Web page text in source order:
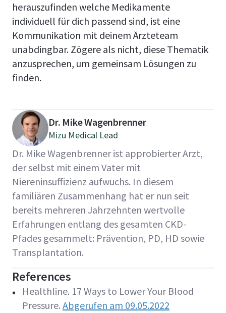
herauszufinden welche Medikamente
individuell für dich passend sind, ist eine
Kommunikation mit deinem Ärzteteam
unabdingbar. Zögere als nicht, diese Thematik
anzusprechen, um gemeinsam Lösungen zu
finden.
Dr. Mike Wagenbrenner
Mizu Medical Lead
Dr. Mike Wagenbrenner ist approbierter Arzt,
der selbst mit einem Vater mit
Niereninsuffizienz aufwuchs. In diesem
familiären Zusammenhang hat er nun seit
bereits mehreren Jahrzehnten wertvolle
Erfahrungen entlang des gesamten CKD-
Pfades gesammelt: Prävention, PD, HD sowie
Transplantation.
References
Healthline. 17 Ways to Lower Your Blood
Pressure. Abgerufen am 09.05.2022